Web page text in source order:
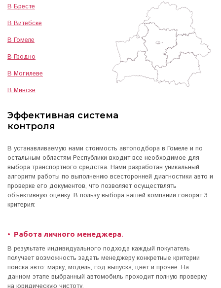
В Бресте
В Витебске
В Гомеле
В Гродно
В Могилеве
В Минске
Эффективная система
контроля
В устанавливаемую нами стоимость автоподбора в Гомеле и по
остальным областям Республики входит все необходимое для
выбора транспортного средства. Нами разработан уникальный
алгоритм работы по выполнению всесторонней диагностики авто и
проверке его документов, что позволяет осуществлять
объективную оценку. В пользу выбора нашей компании говорят 3
критерия:
Работа личного менеджера.
В результате индивидуального подхода каждый покупатель
получает возможность задать менеджеру конкретные критерии
поиска авто: марку, модель, год выпуска, цвет и прочее. На
данном этапе выбранный автомобиль проходит полную проверку